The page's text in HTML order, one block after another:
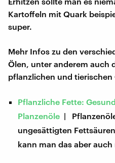
Kartoffeln mit Quark
super.
Mehr Infos zu den
Ölen, unter anderem auch
pflanzlichen und tierischen
Pflanzliche Fette:
Planzenöle |
ungesättigten
kann man das aber